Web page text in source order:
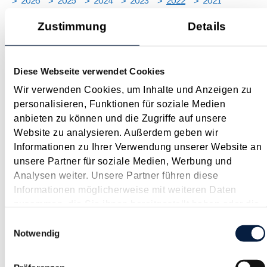
Zustimmung Details
Diese Webseite verwendet Cookies
Wir verwenden Cookies, um Inhalte und Anzeigen zu
personalisieren, Funktionen für soziale Medien
anbieten zu können und die Zugriffe auf unsere
Website zu analysieren. Außerdem geben wir
Informationen zu Ihrer Verwendung unserer Website an
unsere Partner für soziale Medien, Werbung und
Analysen weiter. Unsere Partner führen diese
Informationen möglicherweise mit weiteren Daten
haben.
Notwendig
FEB MÄR JUN
COVID-19 - Update 2022
Auch Anfang 2022 ist die COVID-19-Krise noch nicht
ausgestanden und durch "Omikron" scheint das letzte Wort
leider noch nicht gesprochen zu sein. Ende 2021 ist es bei den
Wegen zur Bekämpfung der wirtschaftlichen Folgen der
Corona-Krise zu Neuerungen und Verlängerungen von...
Langtext
empfehlen drucken
Arbeitsplatzpauschale für Selbständige